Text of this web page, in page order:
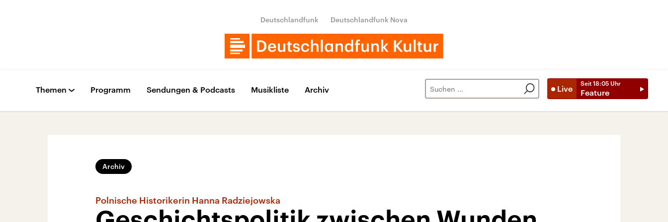
Deutschlandfunk Deutschlandfunk Nova
Live
Seit 18:05 Uhr
Feature
Themen Programm Sendungen & Podcasts Musikliste Archiv
Archiv
Polnische Historikerin Hanna Radziejowska